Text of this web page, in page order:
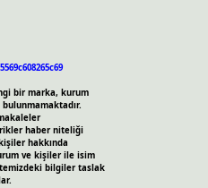
bir marka, kurum
haber niteliği
hakkında
ve kişiler ile isim
bilgiler taslak